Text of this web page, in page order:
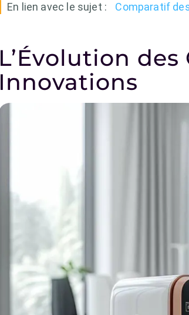
En lien avec le sujet : Comparatif
L’Évolution
Innovations